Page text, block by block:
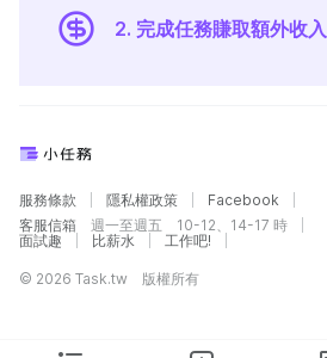
2. 完成任務賺取額外收入
服務條款 隱私權政策
Facebook
客服信箱
週一至週五 10-12、14-17 時
面試趣
比薪水 工作吧!
© 2026 Task.tw 版權所有